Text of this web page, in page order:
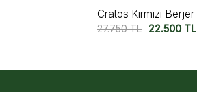
Cratos Kırmızı Berjer
27.750TL 22.500 TL